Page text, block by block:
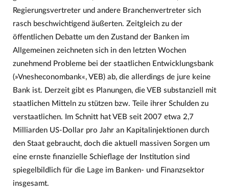
Regierungsvertreter und andere Branchenvertreter sich
rasch beschwichtigend äußerten. Zeitgleich zu der
öffentlichen Debatte um den Zustand der Banken im
Allgemeinen zeichneten sich in den letzten Wochen
zunehmend Probleme bei der staatlichen Entwicklungsbank
(»Vnesheconombank«, VEB) ab, die allerdings de jure keine
Bank ist. Derzeit gibt es Planungen, die VEB substanziell mit
staatlichen Mitteln zu stützen bzw. Teile ihrer Schulden zu
verstaatlichen. Im Schnitt hat VEB seit 2007 etwa 2,7
Milliarden US-Dollar pro Jahr an Kapitalinjektionen durch
den Staat gebraucht, doch die aktuell massiven Sorgen um
eine ernste finanzielle Schieflage der Institution sind
spiegelbildlich für die Lage im Banken- und Finanzsektor
insgesamt.